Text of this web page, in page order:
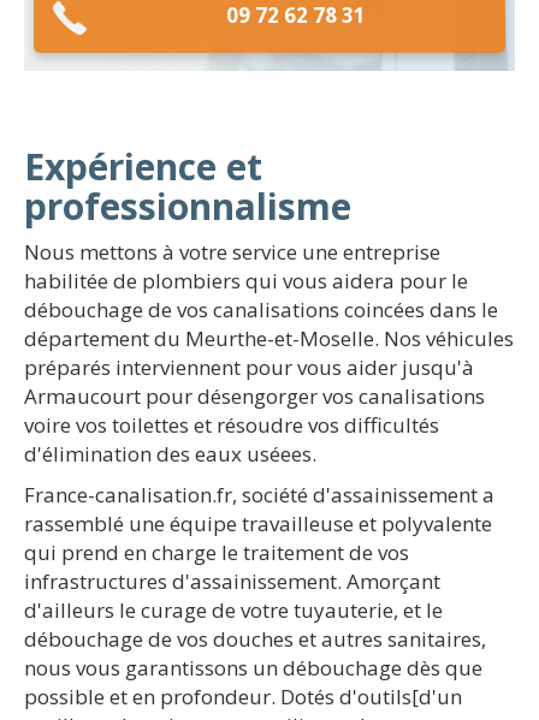
09 72 62 78 31
Expérience et
professionnalisme
Nous mettons à votre service une entreprise
habilitée de plombiers qui vous aidera pour le
débouchage de vos canalisations coincées dans le
département du Meurthe-et-Moselle. Nos véhicules
préparés interviennent pour vous aider jusqu'à
Armaucourt pour désengorger vos canalisations
voire vos toilettes et résoudre vos difficultés
d'élimination des eaux uséees.
France-canalisation.fr, société d'assainissement a
rassemblé une équipe travailleuse et polyvalente
qui prend en charge le traitement de vos
infrastructures d'assainissement. Amorçant
d'ailleurs le curage de votre tuyauterie, et le
débouchage de vos douches et autres sanitaires,
nous vous garantissons un débouchage dès que
possible et en profondeur. Dotés d'outils[d'un